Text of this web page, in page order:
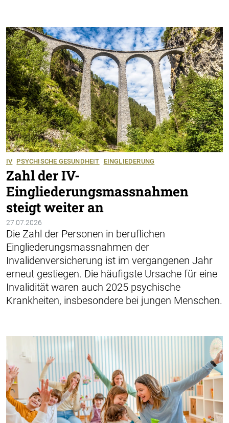
IV PSYCHISCHE GESUNDHEIT EINGLIEDERUNG
Zahl der IV-
Eingliederungsmassnahmen
steigt weiter an
27.07.2026
Die Zahl der Personen in beruflichen
Eingliederungsmassnahmen der
Invalidenversicherung ist im vergangenen Jahr
erneut gestiegen. Die häufigste Ursache für eine
Invalidität waren auch 2025 psychische
Krankheiten, insbesondere bei jungen Menschen.